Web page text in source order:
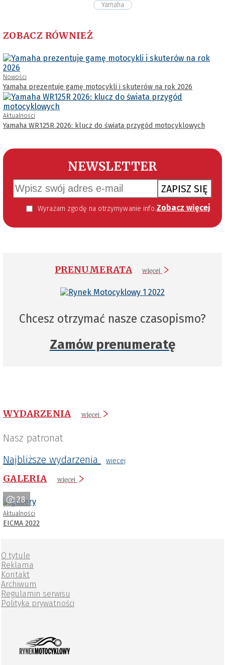
Yamaha
ZOBACZ RÓWNIEŻ
Nowości
Yamaha prezentuje gamę motocykli i skuterów na rok 2026
Aktualności
Yamaha WR125R 2026: klucz do świata przygód motocyklowych
NEWSLETTER
ZAPISZ SIĘ
Wyrażam zgodę na otrzymywanie informacji handlowej kierowanej do mnie za pomocą środków komunikacji elektronicznej w szczególności poczty elektronicznej zgodnie z przepisem art. 10 ust 2 ustawy z dnia 18 lipca 2002 roku o świadczeniu usług drogą elektroniczną (Dz. U. 144 z 2002 r. poz. 1204). Zgoda jest dobrowolna, jednak jej wyrażenie jest konieczne, aby otrzymywać newsletter. Zobacz więcej
PRENUMERATA więcej
Chcesz otrzymać nasze czasopismo?
Zamów prenumeratę
WYDARZENIA więcej
Nasz patronat
Najbliższe wydarzenia
wiecej
GALERIA więcej
28
Aktualności
EICMA 2022
O tytule
Reklama
Kontakt
Archiwum
Regulamin serwisu
Polityka prywatności